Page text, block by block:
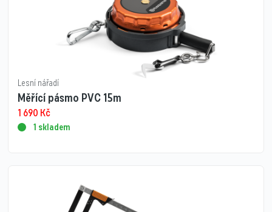
Lesní nářadí
Měřící pásmo PVC 15m
1 690 Kč
1 skladem